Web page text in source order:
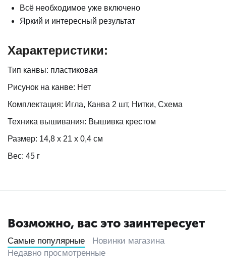
Всё необходимое уже включено
Яркий и интересный результат
Характеристики:
Тип канвы: пластиковая
Рисунок на канве: Нет
Комплектация: Игла, Канва 2 шт, Нитки, Схема
Техника вышивания: Вышивка крестом
Размер: 14,8 х 21 х 0,4 см
Вес: 45 г
Возможно, вас это заинтересует
Самые популярные
Новинки магазина
Недавно просмотренные